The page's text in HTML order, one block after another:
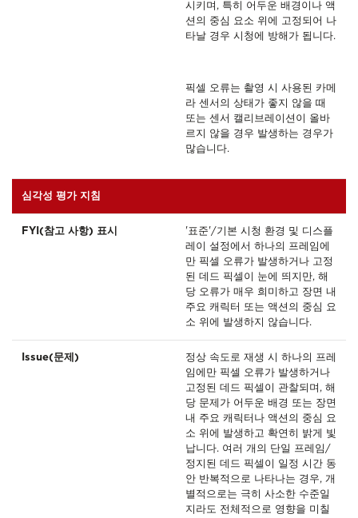
시키며, 특히 어두운 배경이나 액
션의 중심 요소 위에 고정되어 나
타날 경우 시청에 방해가 됩니다.
픽셀 오류는 촬영 시 사용된 카메
라 센서의 상태가 좋지 않을 때
또는 센서 캘리브레이션이 올바
르지 않을 경우 발생하는 경우가
많습니다.
심각성 평가 지침
FYI(참고 사항) 표시
'표준'/기본 시청 환경 및 디스플
레이 설정에서 하나의 프레임에
만 픽셀 오류가 발생하거나 고정
된 데드 픽셀이 눈에 띄지만, 해
당 오류가 매우 희미하고 장면 내
주요 캐릭터 또는 액션의 중심 요
소 위에 발생하지 않습니다.
Issue(문제)
정상 속도로 재생 시 하나의 프레
임에만 픽셀 오류가 발생하거나
고정된 데드 픽셀이 관찰되며, 해
당 문제가 어두운 배경 또는 장면
내 주요 캐릭터나 액션의 중심 요
소 위에 발생하고 확연히 밝게 빛
납니다. 여러 개의 단일 프레임/
정지된 데드 픽셀이 일정 시간 동
안 반복적으로 나타나는 경우, 개
별적으로는 극히 사소한 수준일
지라도 전체적으로 영향을 미칠